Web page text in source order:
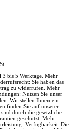
bis 5 Werktage. Mehr
Sie haben das
zu widerrufen. Mehr
Nutzen Sie unser
Wir stellen Ihnen ein
finden Sie auf unserer
durch die gesetzliche
geschützt. Mehr
Verfügbarkeit: Die